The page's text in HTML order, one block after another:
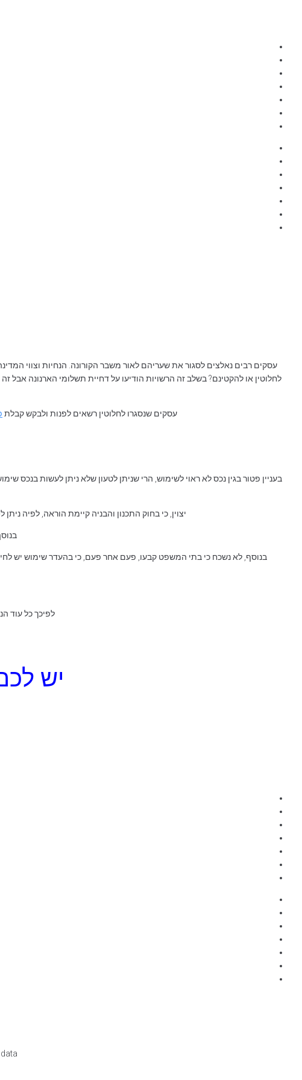
עסקים רבים נאלצים לסגור את שעריהם לאור משבר הקורונה. הנחיות וצווי
לחלוטין או להקטינם? בשלב זה הרשויות הודיעו על דחיית תשלומי הארנונה
עסקים שנסגרו לחלוטין רשאים לפנות ולבקש קבלת
בעניין פטור בגין נכס לא ראוי לשימוש, הרי שניתן לטעון שלא ניתן לעשות
יצוין, כי בחוק התכנון והבניה קיימת הוראה, לפיה
בנוסף, לא נשכח כי בתי המשפט קבעו, פעם אחר פעם, כי בהעדר שימוש יש
לפיכך כל עוד
יש